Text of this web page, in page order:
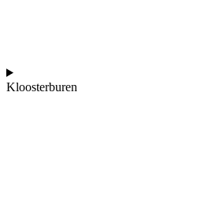
Kloosterburen